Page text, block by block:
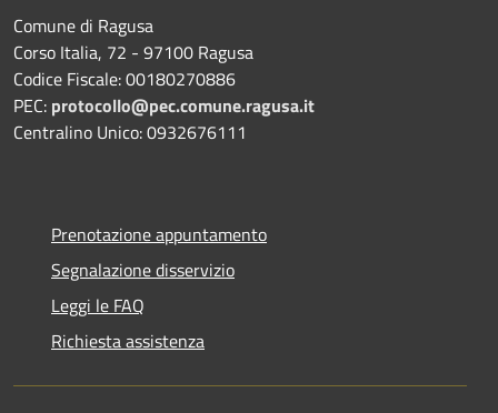
Comune di Ragusa
Corso Italia, 72 - 97100 Ragusa
Codice Fiscale: 00180270886
PEC: protocollo@pec.comune.ragusa.it
Centralino Unico: 0932676111
Prenotazione appuntamento
Segnalazione disservizio
Leggi le FAQ
Richiesta assistenza